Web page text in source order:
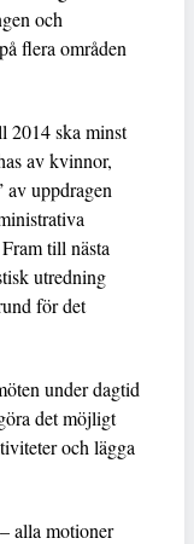
och
flera områden
2014 ska minst
av kvinnor,
av uppdragen
till nästa
utredning
för det
under dagtid
det möjligt
och lägga
alla motioner